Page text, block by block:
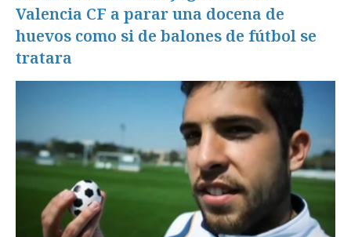
Valencia CF a parar una docena de
huevos como si de balones de fútbol se
tratara